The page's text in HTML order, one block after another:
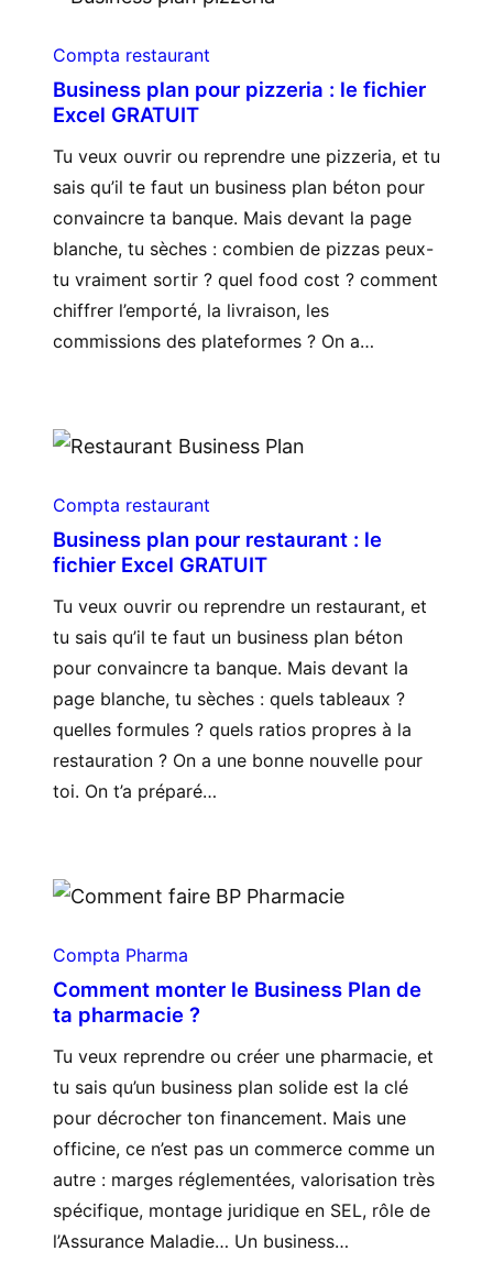
Compta restaurant
Business plan pour pizzeria : le fichier
Excel GRATUIT
Tu veux ouvrir ou reprendre une pizzeria, et tu
sais qu’il te faut un business plan béton pour
convaincre ta banque. Mais devant la page
blanche, tu sèches : combien de pizzas peux-
tu vraiment sortir ? quel food cost ? comment
chiffrer l’emporté, la livraison, les
commissions des plateformes ? On a…
Compta restaurant
Business plan pour restaurant : le
fichier Excel GRATUIT
Tu veux ouvrir ou reprendre un restaurant, et
tu sais qu’il te faut un business plan béton
pour convaincre ta banque. Mais devant la
page blanche, tu sèches : quels tableaux ?
quelles formules ? quels ratios propres à la
restauration ? On a une bonne nouvelle pour
toi. On t’a préparé…
Compta Pharma
Comment monter le Business Plan de
ta pharmacie ?
Tu veux reprendre ou créer une pharmacie, et
tu sais qu’un business plan solide est la clé
pour décrocher ton financement. Mais une
officine, ce n’est pas un commerce comme un
autre : marges réglementées, valorisation très
spécifique, montage juridique en SEL, rôle de
l’Assurance Maladie… Un business…